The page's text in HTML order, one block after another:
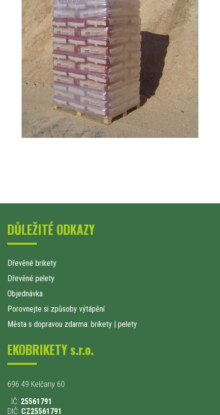
DŮLEŽITÉ ODKAZY
Dřevěné brikety
Dřevěné pelety
Objednávka
Porovnejte si způsoby výtápění
Města s dopravou zdarma: brikety | pelety
EKOBRIKETY s.r.o.
696 49 Kelčany 60
IČ: 25561791
DIČ: CZ25561791